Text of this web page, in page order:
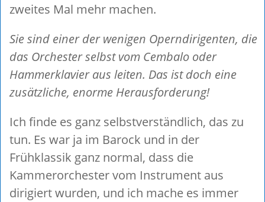
zweites Mal mehr machen.
Sie sind einer der wenigen Operndirigenten, die
das Orchester selbst vom Cembalo oder
Hammerklavier aus leiten. Das ist doch eine
zusätzliche, enorme Herausforderung!
Ich finde es ganz selbstverständlich, das zu
tun. Es war ja im Barock und in der
Frühklassik ganz normal, dass die
Kammerorchester vom Instrument aus
dirigiert wurden, und ich mache es immer